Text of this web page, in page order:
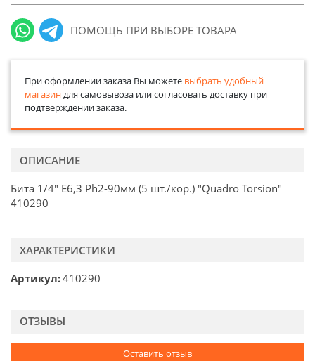
ПОМОЩЬ ПРИ ВЫБОРЕ ТОВАРА
При оформлении заказа Вы можете выбрать удобный
магазиндля самовывоза или согласовать доставку при
подтверждении заказа.
ОПИСАНИЕ
Бита 1/4" E6,3 Ph2-90мм (5 шт./кор.) "Quadro Torsion"
410290
ХАРАКТЕРИСТИКИ
Артикул 410290
ОТЗЫВЫ
Оставить отзыв